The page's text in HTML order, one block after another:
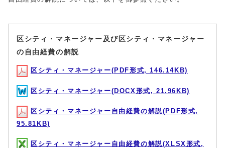
区シティ・マネージャー及び区シティ・マネージャー
の自由経費の解説
区シティ・マネージャー(PDF形式, 146.14KB)
区シティ・マネージャー(DOCX形式, 21.96KB)
区シティ・マネージャー自由経費の解説(PDF形式,
95.81KB)
区シティ・マネージャー自由経費の解説(XLSX形式,